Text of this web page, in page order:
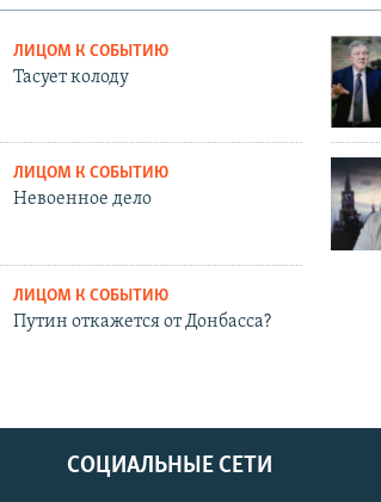
ЛИЦОМ К СОБЫТИЮ
Тасует колоду
ЛИЦОМ К СОБЫТИЮ
Невоенное дело
ЛИЦОМ К СОБЫТИЮ
Путин откажется от Донбасса?
СОЦИАЛЬНЫЕ СЕТИ